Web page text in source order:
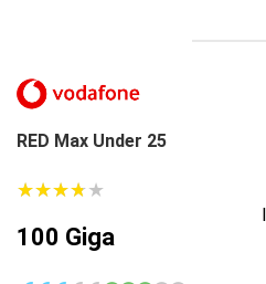
RED Max Under 25
★★★★★
★★★★★
100 Giga